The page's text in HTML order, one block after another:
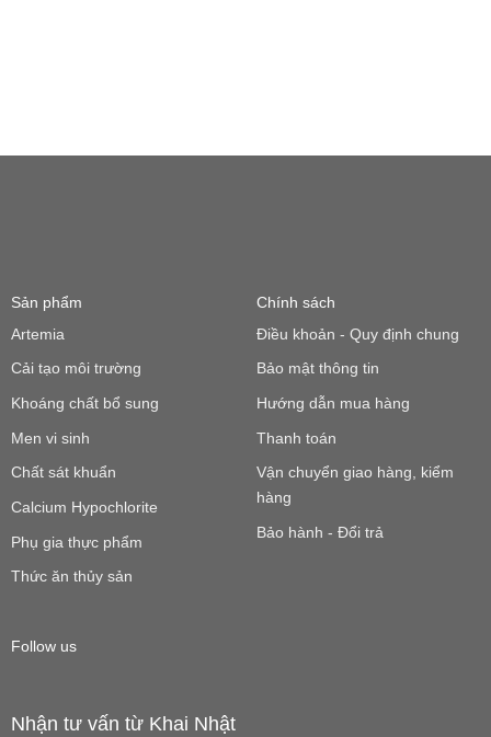
Sản phẩm
Artemia
Cải tạo môi trường
Khoáng chất bổ sung
Men vi sinh
Chất sát khuẩn
Calcium Hypochlorite
Phụ gia thực phẩm
Thức ăn thủy sản
Chính sách
Điều khoản - Quy định chung
Bảo mật thông tin
Hướng dẫn mua hàng
Thanh toán
Vận chuyển giao hàng, kiểm
hàng
Bảo hành - Đổi trả
Follow us
Nhận tư vấn từ Khai Nhật